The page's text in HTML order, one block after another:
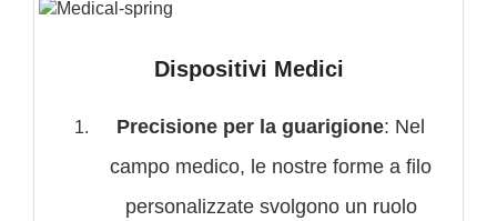
Dispositivi Medici
Precisione per la guarigione: Nel
campo medico, le nostre forme a filo
personalizzate svolgono un ruolo